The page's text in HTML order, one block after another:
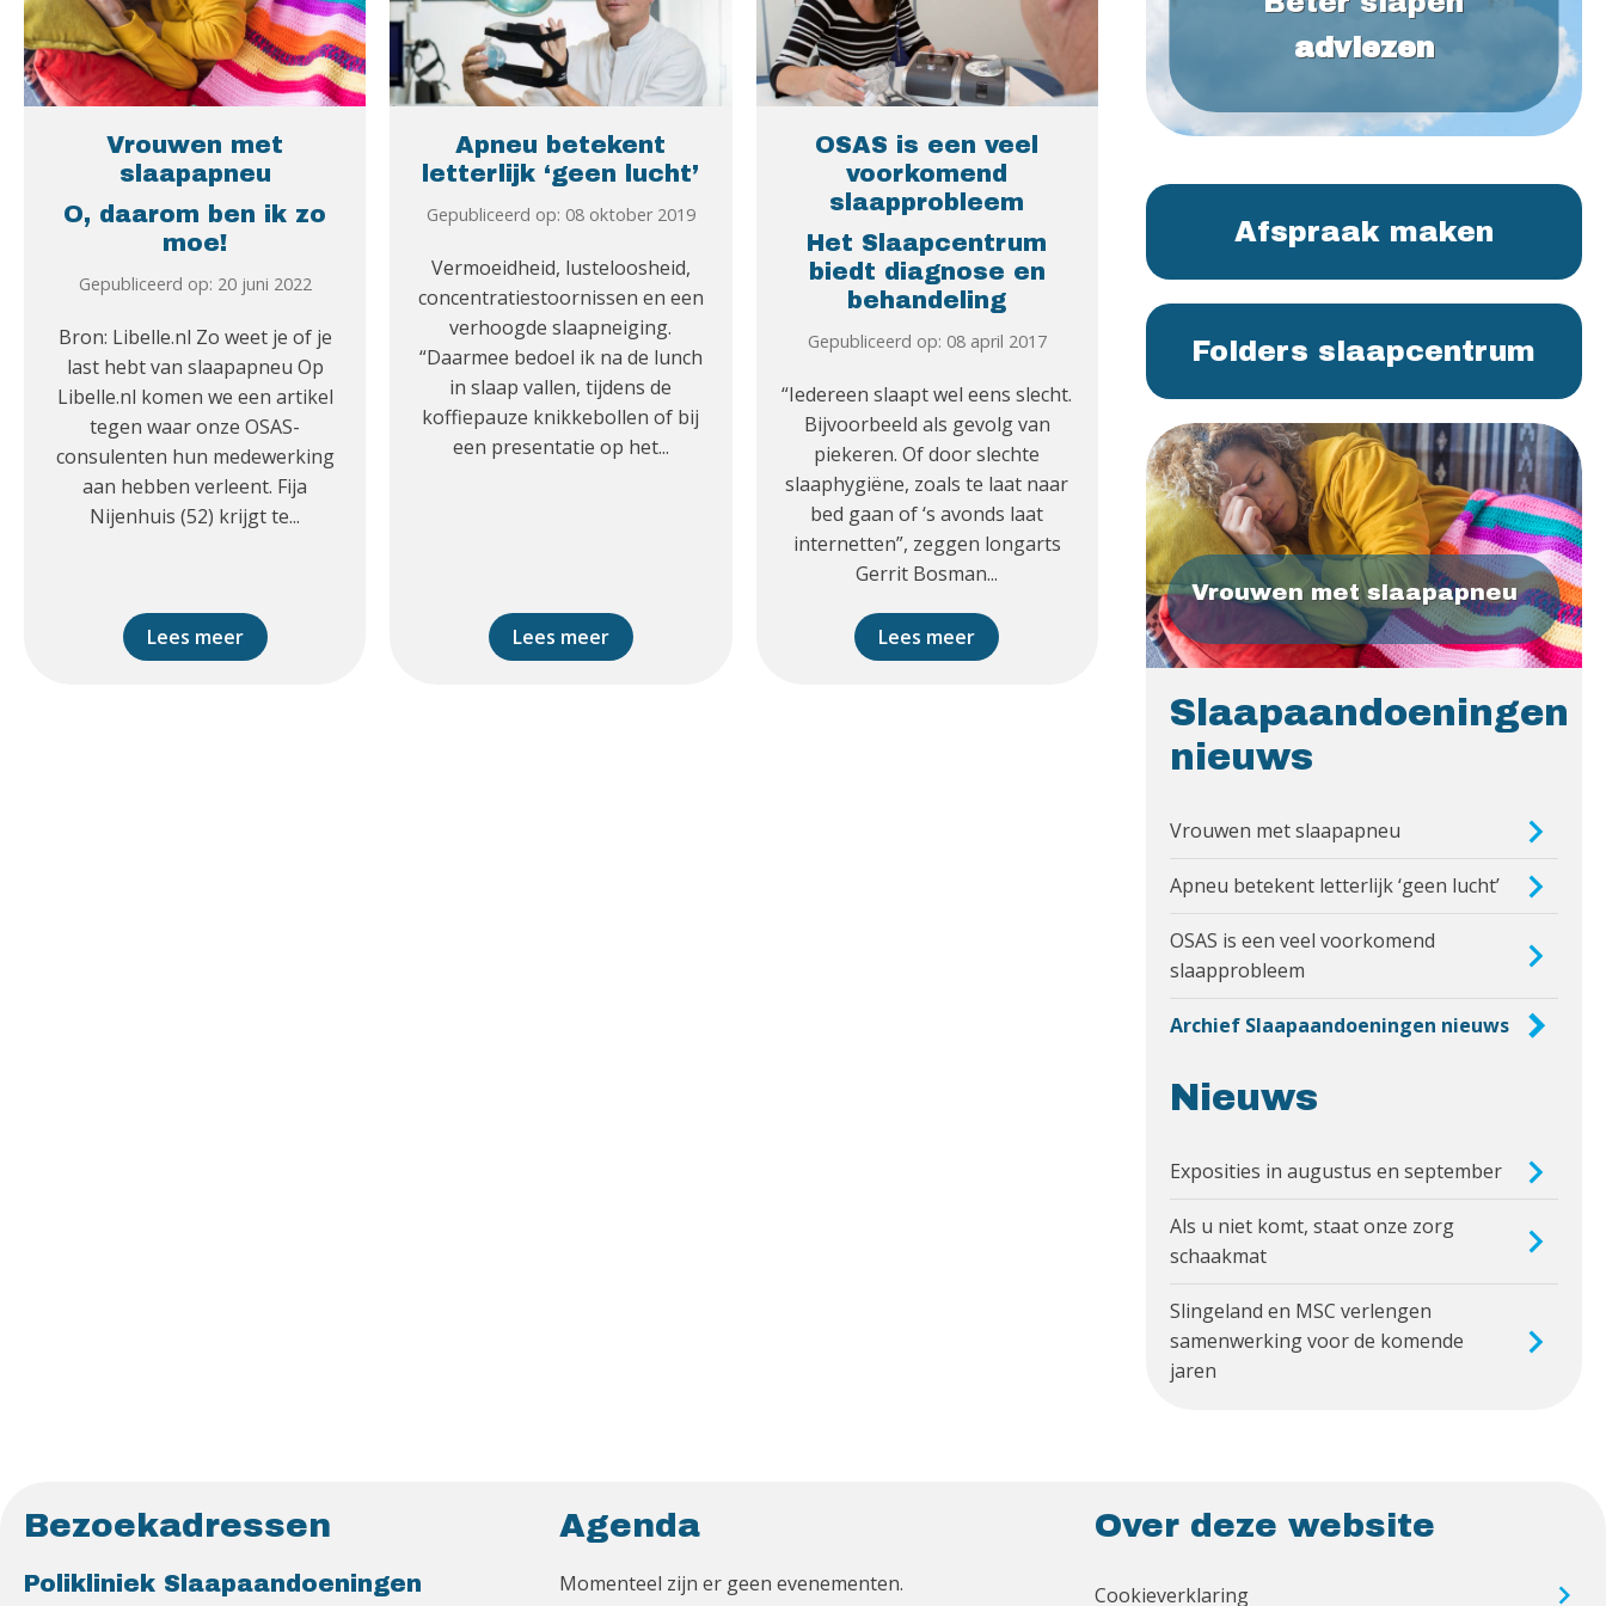
Vrouwen met
slaapapneu
O, daarom ben ik zo
moe!
Gepubliceerd op: 20 juni 2022
Bron: Libelle.nl Zo weet je of je
last hebt van slaapapneu Op
Libelle.nl komen we een artikel
tegen waar onze OSAS-
consulenten hun medewerking
aan hebben verleent. Fija
Nijenhuis (52) krijgt te...
Lees meer
Apneu betekent
letterlijk ‘geen lucht’
Gepubliceerd op: 08 oktober 2019
Vermoeidheid, lusteloosheid,
concentratiestoornissen en een
verhoogde slaapneiging.
“Daarmee bedoel ik na de lunch
in slaap vallen, tijdens de
koffiepauze knikkebollen of bij
een presentatie op het...
Lees meer
OSAS is een veel
voorkomend
slaapprobleem
Het Slaapcentrum
biedt diagnose en
behandeling
Gepubliceerd op: 08 april 2017
“Iedereen slaapt wel eens slecht.
Bijvoorbeeld als gevolg van
piekeren. Of door slechte
slaaphygiëne, zoals te laat naar
bed gaan of ‘s avonds laat
internetten”, zeggen longarts
Gerrit Bosman...
Lees meer
adviezen
Afspraak maken
Folders slaapcentrum
Vrouwen met slaapapneu
Slaapaandoeningen
nieuws
Vrouwen met slaapapneu
Apneu betekent letterlijk ‘geen lucht’
OSAS is een veel voorkomend
slaapprobleem
Archief Slaapaandoeningen nieuws
Nieuws
Exposities in augustus en september
Als u niet komt, staat onze zorg
schaakmat
Slingeland en MSC verlengen
samenwerking voor de komende
jaren
Bezoekadressen
Polikliniek Slaapaandoeningen
Agenda
Momenteel zijn er geen evenementen.
Over deze website
Cookieverklaring